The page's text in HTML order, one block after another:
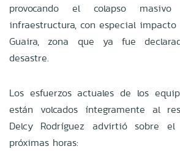
provocando el colapso
infraestructura, con especial
Guaira, zona que ya fue
desastre.
Los esfuerzos actuales de los
están volcados íntegramente al
Delcy Rodríguez advirtió sobre
próximas horas: